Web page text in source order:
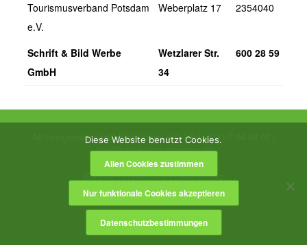
Tourismusverband Potsdam
e.V.
Weberplatz 17 2354040
Schrift & Bild Werbe
GmbH
Wetzlarer Str.
34
600 28 59
Aktionsgemeinschaft Babelsberg e.V. | Tel. 0331-7 04 49 09 |
info@babelsberg-potsdam.de
Kontakt|Impressum|Datenschutz
Theme bySiteOrigin
Diese Website benutzt Cookies.
Allen Cookies zustimmen
Nur funktionale Cookies akzeptieren
Datenschutzbestimmungen